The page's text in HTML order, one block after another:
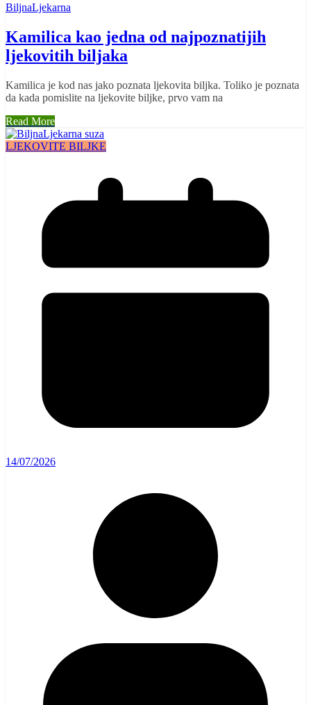
BiljnaLjekarna
Kamilica kao jedna od najpoznatijih
ljekovitih biljaka
Kamilica je kod nas jako poznata ljekovita biljka. Toliko je poznata
da kada pomislite na ljekovite biljke, prvo vam na
Read More
LJEKOVITE BILJKE
14/07/2026